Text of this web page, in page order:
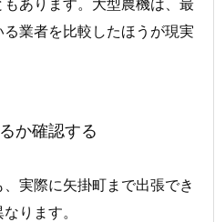
業者を比較したほうが現実
か確認する
実際に矢掛町まで出張でき
ります。